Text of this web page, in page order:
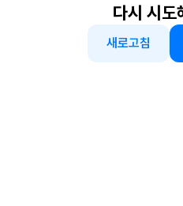
다시 시도
새로고침